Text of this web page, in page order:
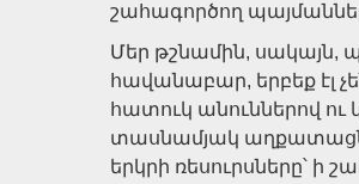
շահագործող
Մեր թշնամին, սակայն,
հավանաբար, երբեք էլ
հատուկ անուններով ու
տասնամյակ
երկրի ռեսուրսները՝ ի